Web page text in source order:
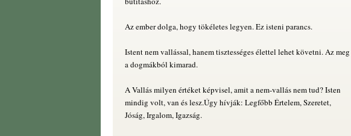
Az ember dolga, hogy tökéletes legyen. Ez isteni parancs.
Istent nem vallással, hanem tisztességes élettel lehet követni. Az meg
a dogmákból kimarad.
A Vallás milyen értéket képvisel, amit a nem-vallás nem tud? Isten
mindig volt, van és lesz.Úgy hívják: Legfőbb Értelem, Szeretet,
Jóság, Irgalom, Igazság.